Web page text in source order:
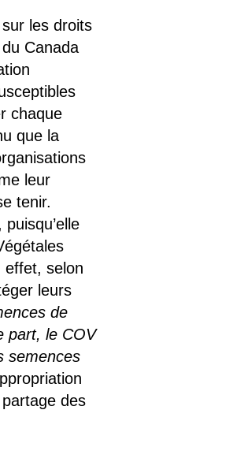
les droits
Canada
chaque
que la
leur
tenir.
effet, selon
leurs
de
part, le COV
semences
des